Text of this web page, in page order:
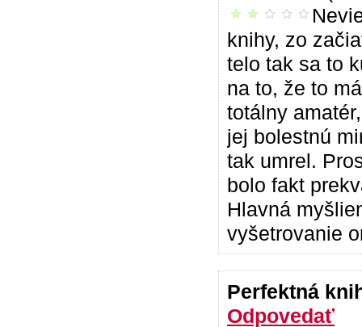
neoslovila ma
knihy, zo
telo tak sa to
na to, že to
totálny
jej bolestnú
tak umrel.
bolo fakt
Hlavná
vyšetrovanie
Perfektná
Odpovedať